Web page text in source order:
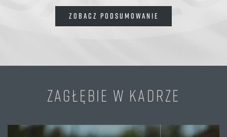
ZOBACZ PODSUMOWANIE
ZAGŁĘBIE W KADRZE